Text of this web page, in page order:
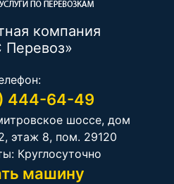
компания
444-64-49
шоссе, дом
этаж 8, пом. 29120
Круглосуточно
машину